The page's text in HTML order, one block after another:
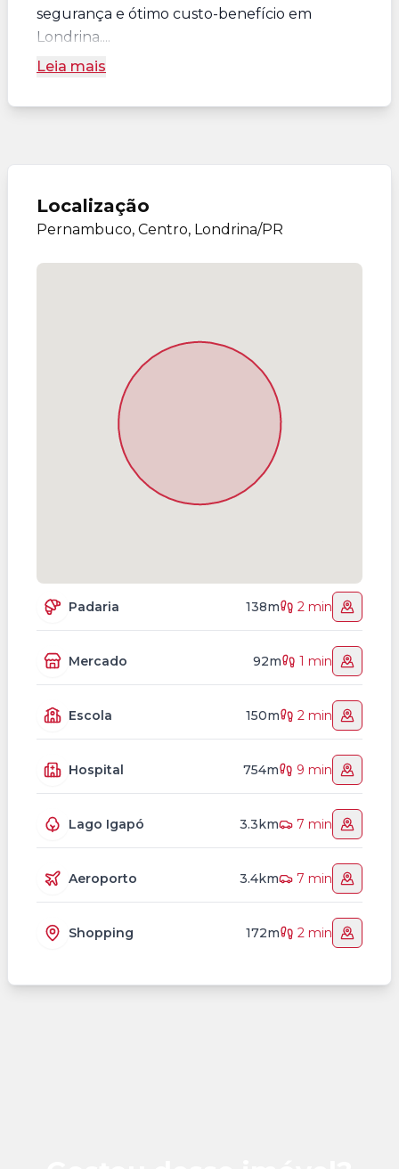
segurança e ótimo custo-benefício em
Londrina....
Leia mais
Localização
Pernambuco, Centro, Londrina/PR
Padaria 138m 2 min
Mercado 92m 1 min
Escola 150m 2 min
Hospital 754m 9 min
Lago Igapó 3.3km 7 min
Aeroporto 3.4km 7 min
Shopping 172m 2 min